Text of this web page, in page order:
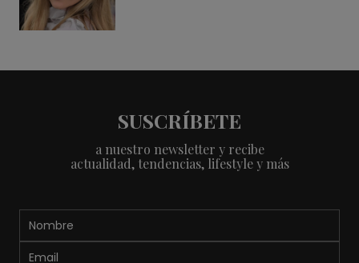
SUSCRÍBETE
a nuestro newsletter y recibe
actualidad, tendencias, lifestyle y más